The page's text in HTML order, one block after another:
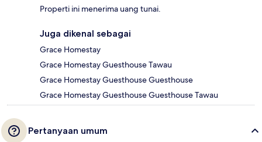
Properti ini menerima uang tunai.
Juga dikenal sebagai
Grace Homestay
Grace Homestay Guesthouse Tawau
Grace Homestay Guesthouse Guesthouse
Grace Homestay Guesthouse Guesthouse Tawau
Pertanyaan umum